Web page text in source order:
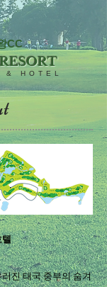
& HOTEL
CC
텔
진 태국 중부의 숨겨